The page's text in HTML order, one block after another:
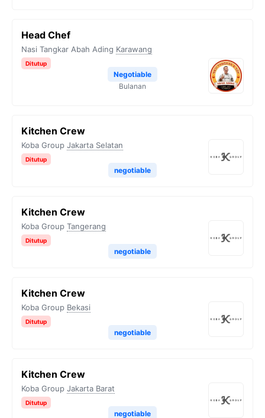
Head Chef
Nasi Tangkar Abah Ading Karawang
Ditutup
Negotiable
Bulanan
Kitchen Crew
Koba Group Jakarta Selatan
Ditutup
negotiable
Kitchen Crew
Koba Group Tangerang
Ditutup
negotiable
Kitchen Crew
Koba Group Bekasi
Ditutup
negotiable
Kitchen Crew
Koba Group Jakarta Barat
Ditutup
negotiable